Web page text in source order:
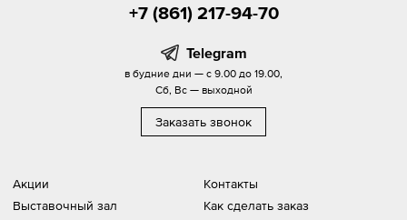
Акции
Выставочный зал
Контакты
Как сделать заказ
+7 (861) 217-94-70
Telegram
в будние дни — с 9.00 до 19.00,
Сб, Вс — выходной
Заказать звонок